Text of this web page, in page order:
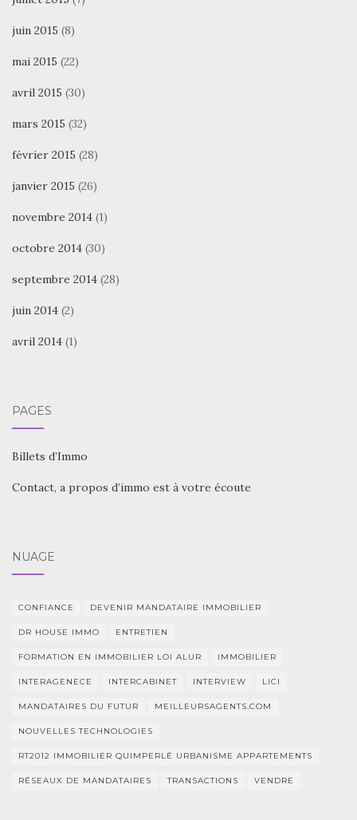
juin 2015 (8)
mai 2015 (22)
avril 2015 (30)
mars 2015 (32)
février 2015 (28)
janvier 2015 (26)
novembre 2014 (1)
octobre 2014 (30)
septembre 2014 (28)
juin 2014 (2)
avril 2014 (1)
PAGES
Billets d’Immo
Contact, a propos d’immo est à votre écoute
NUAGE
CONFIANCE DEVENIR MANDATAIRE IMMOBILIER
DR HOUSE IMMO ENTRETIEN
FORMATION EN IMMOBILIER LOI ALUR IMMOBILIER
INTERAGENECE INTERCABINET INTERVIEW LICI
MANDATAIRES DU FUTUR MEILLEURSAGENTS.COM
NOUVELLES TECHNOLOGIES
RT2012 IMMOBILIER QUIMPERLÉ URBANISME APPARTEMENTS
RÉSEAUX DE MANDATAIRES TRANSACTIONS VENDRE